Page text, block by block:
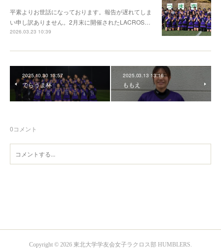
平素よりお世話になっております。報告が遅れてしま
い申し訳ありません。2月末に開催されたLACROS…
2026.03.23 10:39
2025.10.30 13:57
でらうま杯
2025.03.13 13:16
ももえ
0コメント
Copyright © 2026 東北大学学友会女子ラクロス部 HUMBLERS.